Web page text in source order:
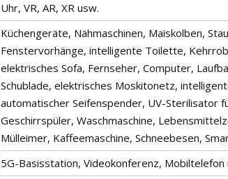
Uhr, VR, AR, XR usw.
Küchengeräte, Nähmaschinen, Maiskolben,
Fenstervorhänge, intelligente Toilette,
elektrisches Sofa, Fernseher, Computer,
Schublade, elektrisches Moskitonetz,
automatischer Seifenspender, UV-Sterilisator
Geschirrspüler, Waschmaschine,
Mülleimer, Kaffeemaschine, Schneebesen,
5G-Basisstation, Videokonferenz, Mobiltelefon